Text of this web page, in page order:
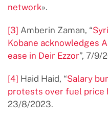
network».
[3] Amberin Zaman, “
Kobane acknowledges
ease in Deir Ezzor”, 7/9/
[4] Haid Haid, “Salary
protests over fuel price
23/8/2023.